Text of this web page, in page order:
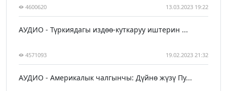
4600620 13.03.2023 19:22
АУДИО - Түркиядагы издөө-куткаруу иштерин ...
4571093 19.02.2023 21:32
АУДИО - Америкалык чалгынчы: Дүйнө жүзү Пу...